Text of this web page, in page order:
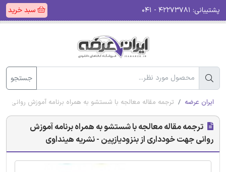
پشتیبانی: سبد خرید
جستجو
ایران عرضه ترجمه مقاله معالجه با شستشو به همراه برنامه آموزش روانی
ترجمه مقاله معالجه با شستشو به همراه برنامه آموزش
روانی جهت خودداری از بنزودیازپین - نشریه هینداوی